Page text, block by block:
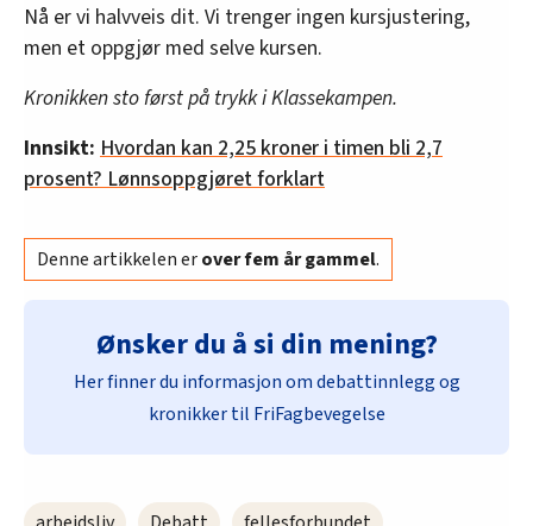
Nå er vi halvveis dit. Vi trenger ingen kursjustering,
men et oppgjør med selve kursen.
Kronikken sto først på trykk i Klassekampen.
Innsikt: Hvordan kan 2,25 kroner i timen bli 2,7
prosent? Lønnsoppgjøret forklart
Denne artikkelen erover fem år gammel.
Ønsker du å si din mening?
Her finner du informasjon om debattinnlegg og
kronikker til FriFagbevegelse